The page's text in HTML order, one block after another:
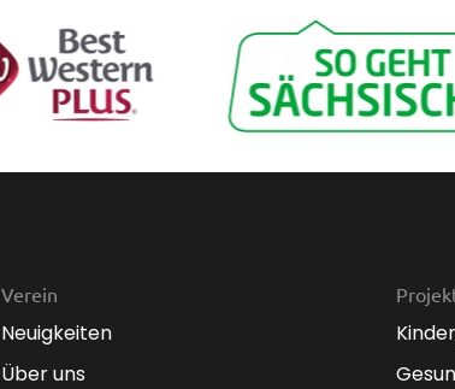
Verein
Neuigkeiten
Über uns